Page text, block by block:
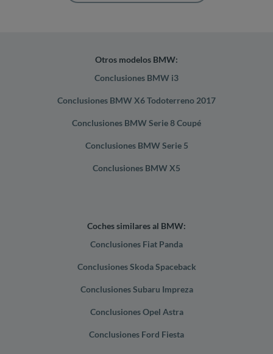
Otros modelos BMW:
Conclusiones BMW i3
Conclusiones BMW X6 Todoterreno 2017
Conclusiones BMW Serie 8 Coupé
Conclusiones BMW Serie 5
Conclusiones BMW X5
Coches similares al BMW:
Conclusiones Fiat Panda
Conclusiones Skoda Spaceback
Conclusiones Subaru Impreza
Conclusiones Opel Astra
Conclusiones Ford Fiesta